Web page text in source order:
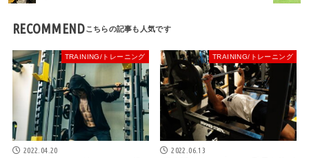
RECOMMEND
TRAINING/トレーニング
2022.04.20
TRAINING/トレーニング
2022.06.13